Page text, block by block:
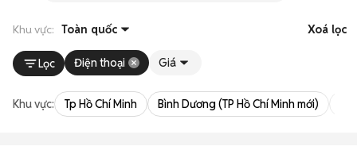
Khu vực: Toàn quốc Xoá lọc
Lọc Điện thoại Giá
Khu vực: Tp Hồ Chí Minh Bình Dương (TP Hồ Chí Minh mới)